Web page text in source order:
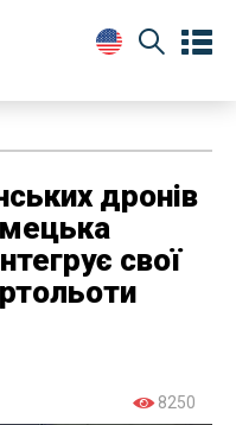
дронів
свої
8250